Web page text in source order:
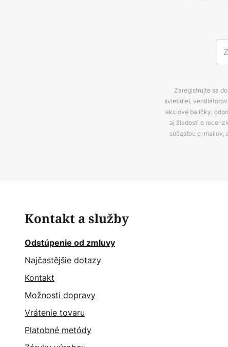
Zaregistrujte sa
svietidiel,
akciové balíčky,
aj žiadosti o
súčasťou e-mailov,
Kontakt a služby
Odstúpenie od zmluvy
Najčastějšie dotazy
Kontakt
Možnosti dopravy
Vrátenie tovaru
Platobné metódy